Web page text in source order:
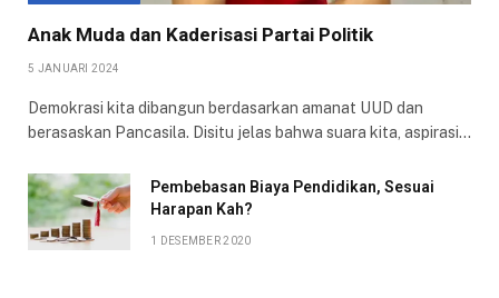
Anak Muda dan Kaderisasi Partai Politik
5 JANUARI 2024
Demokrasi kita dibangun berdasarkan amanat UUD dan
berasaskan Pancasila. Disitu jelas bahwa suara kita, aspirasi…
Pembebasan Biaya Pendidikan, Sesuai
Harapan Kah?
1 DESEMBER 2020